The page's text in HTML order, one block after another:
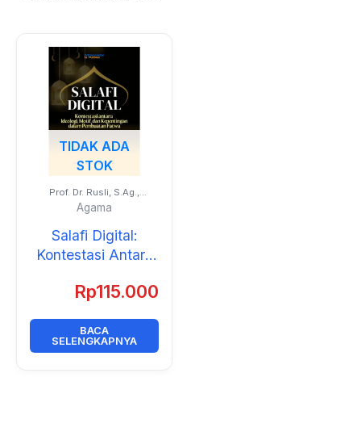
TIDAK ADA
STOK
Prof. Dr. Rusli, S.Ag.,
M.Soc.Sc.
Agama
Salafi Digital:
Kontestasi Antara
Kepentingan dalam
Rp115.000
BACA
SELENGKAPNYA